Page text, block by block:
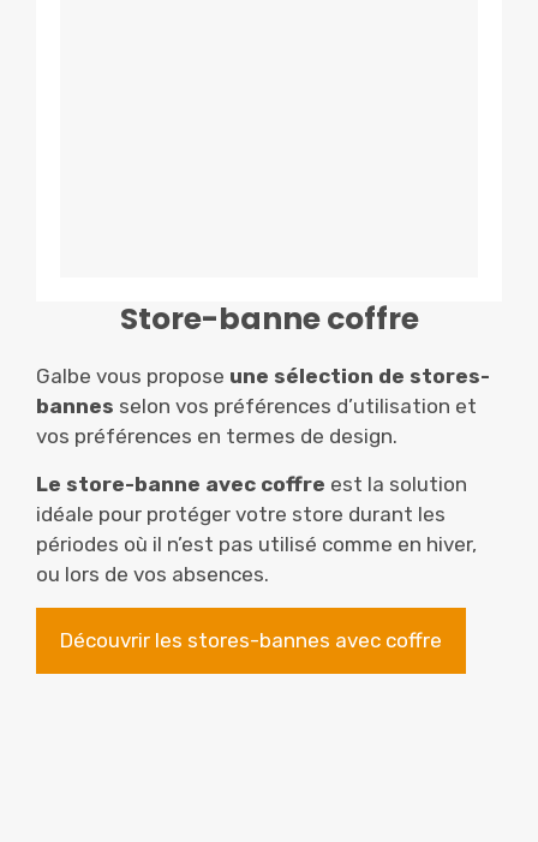
Store-banne coffre
Galbe vous propose une sélection de stores-
bannes selon vos préférences d’utilisation et
vos préférences en termes de design.
Le store-banne avec coffre est la solution
idéale pour protéger votre store durant les
périodes où il n’est pas utilisé comme en hiver,
ou lors de vos absences.
Découvrir les stores-bannes avec coffre